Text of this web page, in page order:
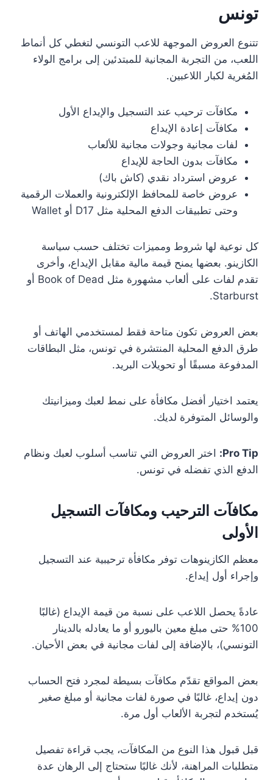
تونس
تتنوع العروض الموجهة للاعب التونسي لتغطي كل أنماط
اللعب، من التجربة المجانية للمبتدئين إلى برامج الولاء
المُغرية لكبار اللاعبين.
مكافآت ترحيب عند التسجيل والإيداع الأول
مكافآت إعادة الإيداع
لفات مجانية وجولات مجانية للألعاب
مكافآت بدون الحاجة للإيداع
عروض استرداد نقدي (كاش باك)
عروض خاصة للمحافظ الإلكترونية والعملات الرقمية
وحتى تطبيقات الدفع المحلية مثل D17 أو Wallet
كل نوعية لها شروط ومميزات تختلف حسب سياسة
الكازينو. بعضها يمنح قيمة مالية مقابل الإيداع، وأخرى
تقدم لفات على ألعاب مشهورة مثل Book of Dead أو
Starburst.
بعض العروض تكون متاحة فقط لمستخدمي الهاتف أو
طرق الدفع المحلية المنتشرة في تونس، مثل البطاقات
المدفوعة مسبقًا أو تحويلات البريد.
يعتمد اختيار أفضل مكافأة على نمط لعبك وميزانيتك
والوسائل المتوفرة لديك.
Pro Tip:
اختر العروض التي تناسب أسلوب لعبك ونظام
الدفع الذي تفضله في تونس.
مكافآت الترحيب ومكافآت التسجيل
الأولى
معظم الكازينوهات توفر مكافأة ترحيبية عند التسجيل
وإجراء أول إيداع.
عادةً يحصل اللاعب على نسبة من قيمة الإيداع (غالبًا
100% حتى مبلغ معين باليورو أو ما يعادله بالدينار
التونسي)، بالإضافة إلى لفات مجانية في بعض الأحيان.
بعض المواقع تقدّم مكافآت بسيطة لمجرد فتح الحساب
دون إيداع، غالبًا في صورة لفات مجانية أو مبلغ صغير
يُستخدم لتجربة الألعاب أول مرة.
قبل قبول هذا النوع من المكافآت، يجب قراءة تفصيل
متطلبات المراهنة، لأنك غالبًا ستحتاج إلى الرهان عدة